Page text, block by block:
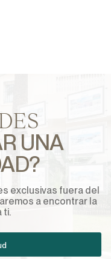
UNA
exclusivas fuera del
a encontrar la
ti.